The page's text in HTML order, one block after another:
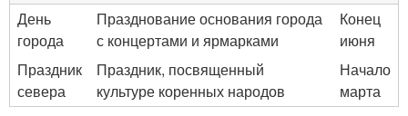
День
города
Празднование основания города
с концертами и ярмарками
Конец
июня
Праздник
севера
Праздник, посвященный
культуре коренных народов
Начало
марта